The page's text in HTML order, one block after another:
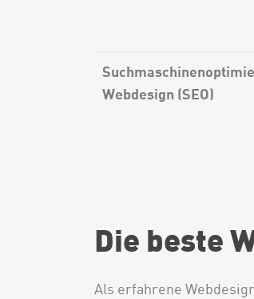
Webdesign (SEO)
Die beste
Als erfahrene